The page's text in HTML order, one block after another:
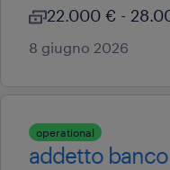
22.000 € -
8 giugno 2026
operational
addetto